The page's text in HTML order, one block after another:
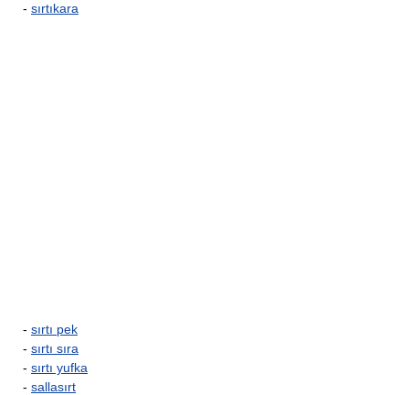
- sırtıkara
- sırtı pek
- sırtı sıra
- sırtı yufka
- sallasırt